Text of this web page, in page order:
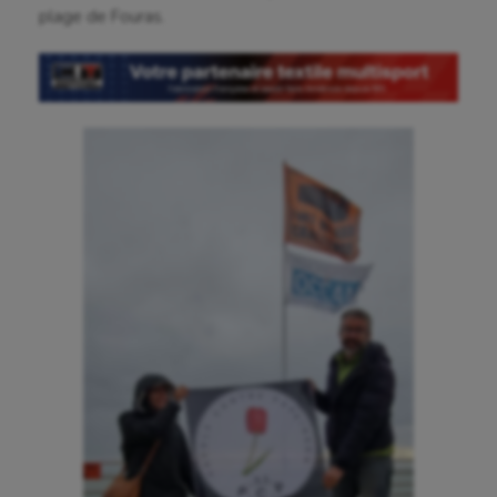
Boules lyonnaises
Canoë-kayak
Cerf Volant
Equitation
Escalade
Escrime
plage de Fouras.